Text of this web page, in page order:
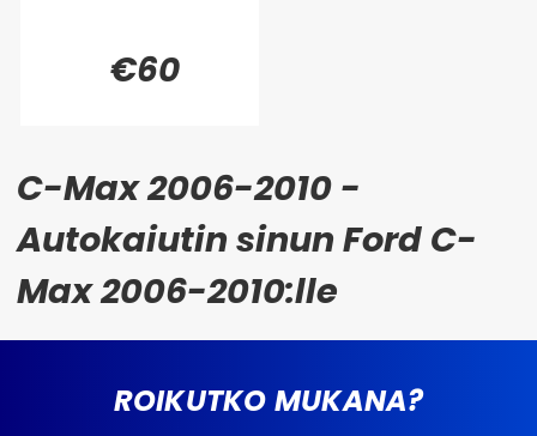
€60
C-Max 2006-2010 -
Autokaiutin sinun Ford C-
Max 2006-2010:lle
ROIKUTKO MUKANA?